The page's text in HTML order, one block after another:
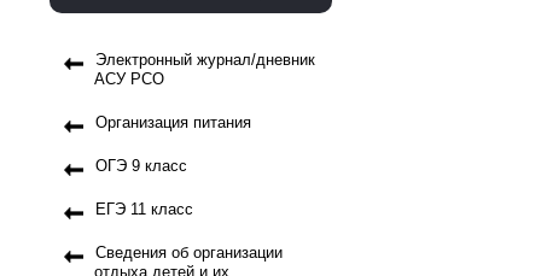
Электронный журнал/дневник
АСУ РСО
Организация питания
ОГЭ 9 класс
ЕГЭ 11 класс
Сведения об организации
отдыха детей и их